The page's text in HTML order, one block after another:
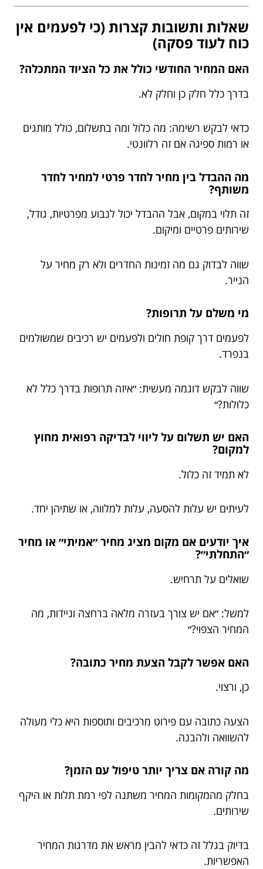
שאלות ותשובות קצרות (כי לפעמים אין
כוח לעוד פסקה)
האם המחיר החודשי כולל את כל הציוד המתכלה?
בדרך כלל חלק כן וחלק לא.
כדאי לבקש רשימה: מה כלול ומה בתשלום, כולל מותגים
או רמות ספיגה אם זה רלוונטי.
מה ההבדל בין מחיר לחדר פרטי למחיר לחדר
משותף?
זה תלוי במקום, אבל ההבדל יכול לנבוע מפרטיות, גודל,
שירותים פרטיים ומיקום.
שווה לבדוק גם מה זמינות החדרים ולא רק מחיר על
הנייר.
מי משלם על תרופות?
לפעמים דרך קופת חולים ולפעמים יש רכיבים שמשולמים
בנפרד.
שווה לבקש דוגמה מעשית: ״איזה תרופות בדרך כלל לא
כלולות?״
האם יש תשלום על ליווי לבדיקה רפואית מחוץ
למקום?
לא תמיד זה כלול.
לעיתים יש עלות להסעה, עלות למלווה, או שתיהן יחד.
איך יודעים אם מקום מציג מחיר ״אמיתי״ או מחיר
״התחלתי״?
שואלים על תרחיש.
למשל: ״אם יש צורך בעזרה מלאה ברחצה וניידות, מה
המחיר הצפוי?״
האם אפשר לקבל הצעת מחיר כתובה?
כן, ורצוי.
הצעה כתובה עם פירוט מרכיבים ותוספות היא כלי מעולה
להשוואה ולהבנה.
מה קורה אם צריך יותר טיפול עם הזמן?
בחלק מהמקומות המחיר משתנה לפי רמת תלות או היקף
שירותים.
בדיוק בגלל זה כדאי להבין מראש את מדרגות המחיר
האפשריות.